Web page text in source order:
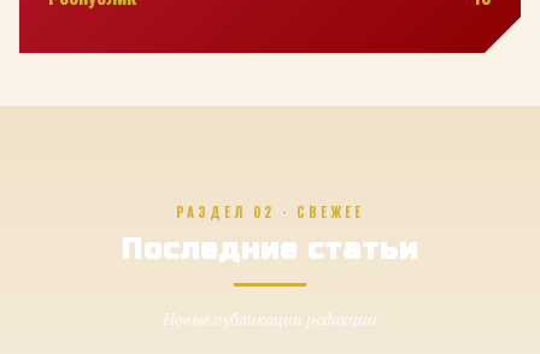
РАЗДЕЛ 02 · СВЕЖЕЕ
Последние статьи
Новые публикации редакции